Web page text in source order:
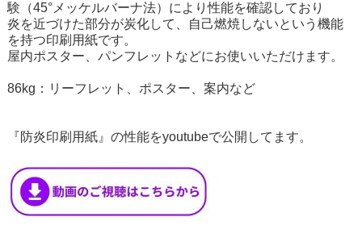
験（45°メッケルバーナ法）により性能を確認しており
炎を近づけた部分が炭化して、自己燃焼しないという機能
を持つ印刷用紙です。
屋内ポスター、パンフレットなどにお使いいただけます。
86kg：リーフレット、ポスター、案内など
『防炎印刷用紙』の性能をyoutubeで公開してます。